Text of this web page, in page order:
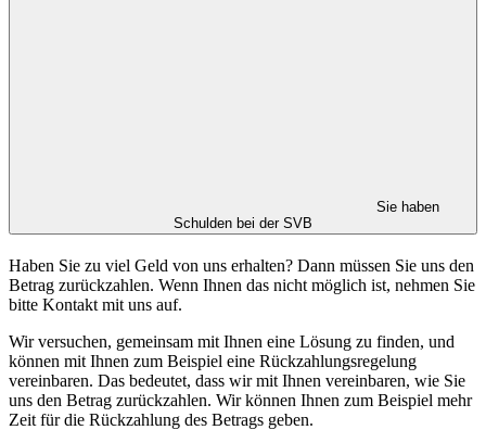
Sie haben
Schulden bei der SVB
Haben Sie zu viel Geld von uns erhalten? Dann müssen Sie uns den
Betrag zurückzahlen. Wenn Ihnen das nicht möglich ist, nehmen Sie
bitte Kontakt mit uns auf.
Wir versuchen, gemeinsam mit Ihnen eine Lösung zu finden, und
können mit Ihnen zum Beispiel eine Rückzahlungsregelung
vereinbaren. Das bedeutet, dass wir mit Ihnen vereinbaren, wie Sie
uns den Betrag zurückzahlen. Wir können Ihnen zum Beispiel mehr
Zeit für die Rückzahlung des Betrags geben.